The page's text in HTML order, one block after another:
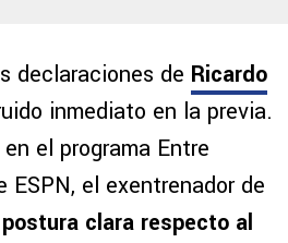
declaraciones de Ricardo
inmediato en la previa.
el programa Entre
ESPN, el exentrenador de
clara respecto al